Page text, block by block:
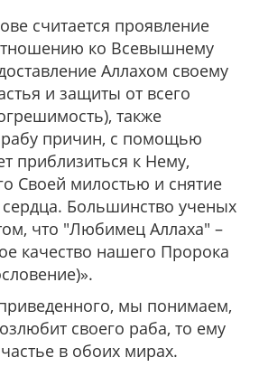
считается проявление
ко Всевышнему
Аллахом своему
и защиты от всего
также
рабу причин, с помощью
приблизиться к Нему,
Своей милостью и снятие
Большинство ученых
что "Любимец Аллаха" –
качество нашего Пророка
мы понимаем,
своего раба, то ему
в обоих мирах.